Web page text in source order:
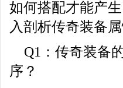
如何搭配才能产
入剖析传奇装备
Q1：传奇装备
序？